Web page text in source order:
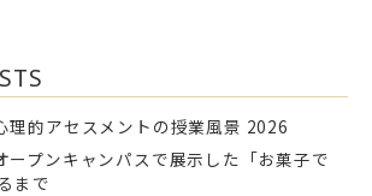
理的アセスメントの授業風景 2026
ープンキャンパスで展示した「お菓子で
まで